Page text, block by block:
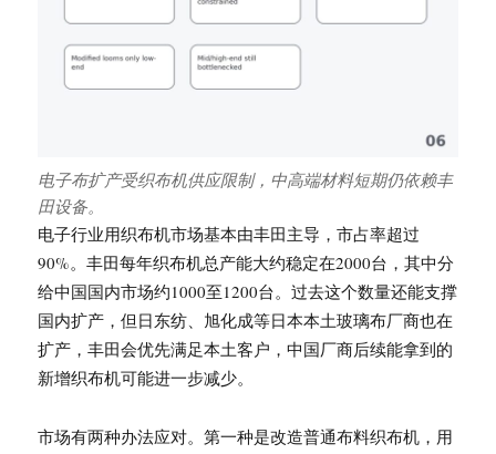
电子布扩产受织布机供应限制，中高端材料短期仍依赖丰
田设备。
电子行业用织布机市场基本由丰田主导，市占率超过
90%。丰田每年织布机总产能大约稳定在2000台，其中分
给中国国内市场约1000至1200台。过去这个数量还能支撑
国内扩产，但日东纺、旭化成等日本本土玻璃布厂商也在
扩产，丰田会优先满足本土客户，中国厂商后续能拿到的
新增织布机可能进一步减少。
市场有两种办法应对。第一种是改造普通布料织布机，用